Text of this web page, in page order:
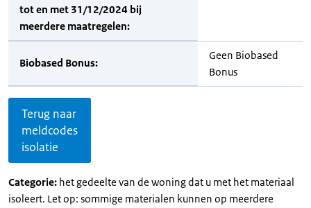
tot en met 31/12/2024 bij
meerdere maatregelen:
Biobased Bonus:
Geen Biobased
Bonus
Terug naar
meldcodes
isolatie
Categorie: het gedeelte van de woning dat u met het materiaal
isoleert. Let op: sommige materialen kunnen op meerdere